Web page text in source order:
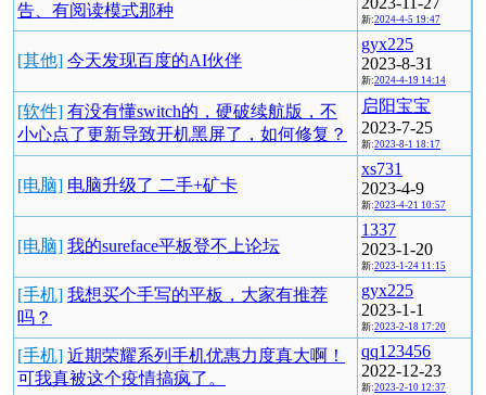
告、有阅读模式那种
新:2024-4-5 19:47
[其他] 今天发现百度的AI伙伴
gyx225
2023-8-31
新:2024-4-19 14:14
[软件] 有没有懂switch的，硬破续航版，不
小心点了更新导致开机黑屏了，如何修复？
启阳宝宝
2023-7-25
新:2023-8-1 18:17
[电脑] 电脑升级了 二手+矿卡
xs731
2023-4-9
新:2023-4-21 10:57
[电脑] 我的sureface平板登不上论坛
1337
2023-1-20
新:2023-1-24 11:15
[手机] 我想买个手写的平板，大家有推荐
吗？
gyx225
2023-1-1
新:2023-2-18 17:20
[手机] 近期荣耀系列手机优惠力度真大啊！
可我真被这个疫情搞疯了。
qq123456
2022-12-23
新:2023-2-10 12:37